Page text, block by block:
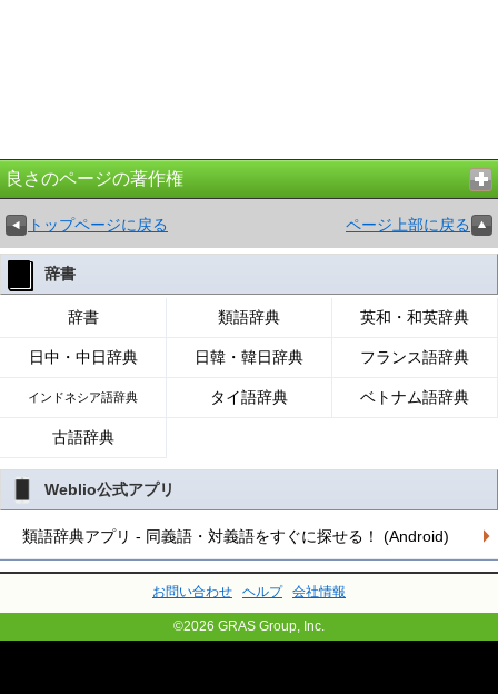
良さのページの著作権
トップページに戻る ページ上部に戻る
辞書
辞書 類語辞典 英和・和英辞典
日中・中日辞典 日韓・韓日辞典 フランス語辞典
インドネシア語辞典 タイ語辞典 ベトナム語辞典
古語辞典
Weblio公式アプリ
類語辞典アプリ - 同義語・対義語をすぐに探せる！ (Android)
お問い合わせ ヘルプ 会社情報
©2026 GRAS Group, Inc.